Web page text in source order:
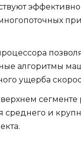
алгоритмы
ущерба
и